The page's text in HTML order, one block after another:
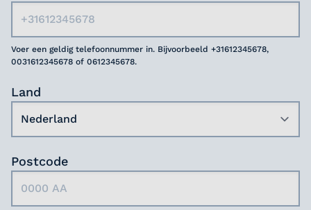
Voer een geldig telefoonnummer in. Bijvoorbeeld +31612345678,
0031612345678 of 0612345678.
Land
Postcode